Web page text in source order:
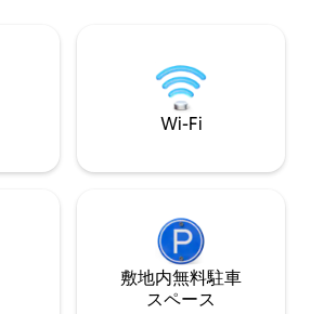
の分、広々とした
価格でご提供して
細い路地の先、小
す。私はアーティ
記念撮影のお手
ざいましたら、お
ださい。 4名から5名宿泊可能となりまし
た。
Wi-Fi
敷地内無料駐⁠車
ス⁠ペ⁠ー⁠ス